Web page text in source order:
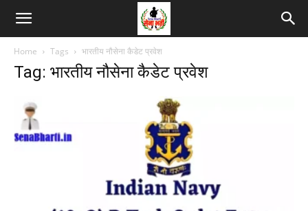
Home Tags भारतीय नौसेना कैडेट प्रवेश
Tag: भारतीय नौसेना कैडेट प्रवेश